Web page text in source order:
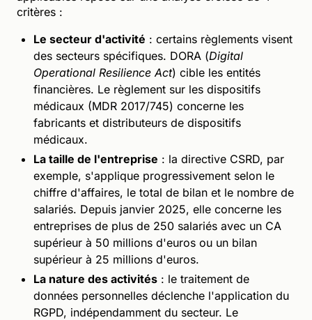
critères :
Le secteur d'activité : certains règlements visent
des secteurs spécifiques. DORA (Digital
Operational Resilience Act) cible les entités
financières. Le règlement sur les dispositifs
médicaux (MDR 2017/745) concerne les
fabricants et distributeurs de dispositifs
médicaux.
La taille de l'entreprise : la directive CSRD, par
exemple, s'applique progressivement selon le
chiffre d'affaires, le total de bilan et le nombre de
salariés. Depuis janvier 2025, elle concerne les
entreprises de plus de 250 salariés avec un CA
supérieur à 50 millions d'euros ou un bilan
supérieur à 25 millions d'euros.
La nature des activités : le traitement de
données personnelles déclenche l'application du
RGPD, indépendamment du secteur. Le